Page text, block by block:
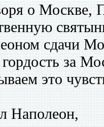
о Москве,
сдачи
за
это